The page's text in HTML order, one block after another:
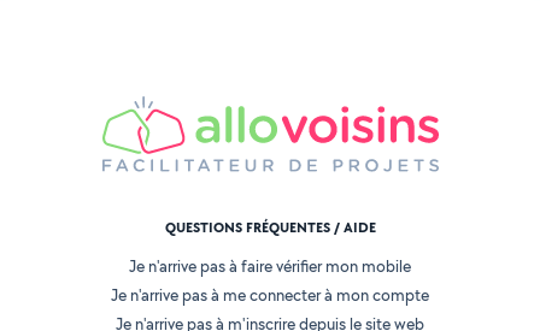
QUESTIONS FRÉQUENTES / AIDE
Je n'arrive pas à faire vérifier mon mobile
Je n'arrive pas à me connecter à mon compte
Je n'arrive pas à m'inscrire depuis le site web